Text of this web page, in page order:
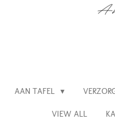
AAN TAFEL
VIEW ALL